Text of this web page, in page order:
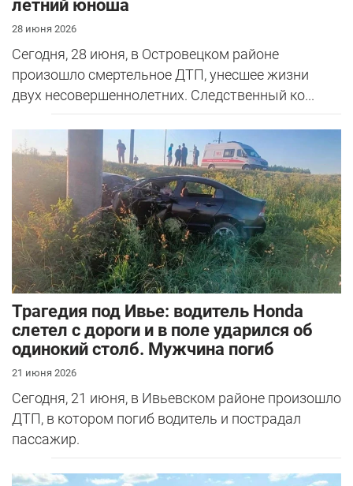
летний юноша
28 июня 2026
Сегодня, 28 июня, в Островецком районе
произошло смертельное ДТП, унесшее жизни
двух несовершеннолетних. Следственный ко...
Трагедия под Ивье: водитель Honda
слетел с дороги и в поле ударился об
одинокий столб. Мужчина погиб
21 июня 2026
Сегодня, 21 июня, в Ивьевском районе произошло
ДТП, в котором погиб водитель и пострадал
пассажир.